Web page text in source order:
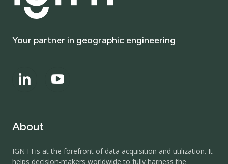
Your partner in geographic engineering
About
IGN FI is at the forefront of data acquisition and utilization. It
helps decision-makers worldwide to fully harness the